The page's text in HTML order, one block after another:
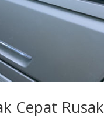
Cepat Rusak